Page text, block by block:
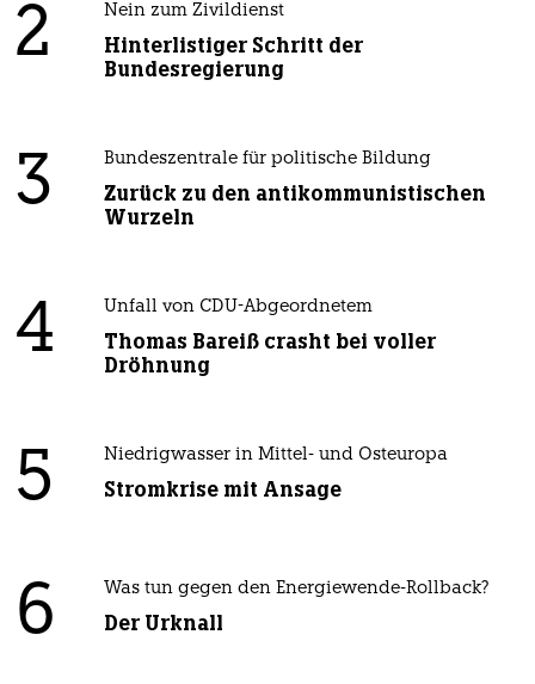
2 Nein zum Zivildienst
Hinterlistiger Schritt der
Bundesregierung
3 Bundeszentrale für politische Bildung
Zurück zu den antikommunistischen
Wurzeln
4 Unfall von CDU-Abgeordnetem
Thomas Bareiß crasht bei voller
Dröhnung
5 Niedrigwasser in Mittel- und Osteuropa
Stromkrise mit Ansage
6 Was tun gegen den Energiewende-Rollback?
Der Urknall